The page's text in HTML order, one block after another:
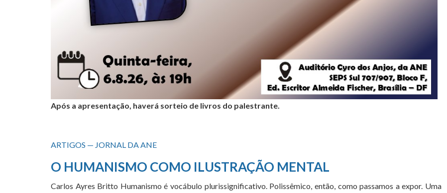
Após a apresentação, haverá sorteio de livros do palestrante.
ARTIGOS — JORNAL DA ANE
O HUMANISMO COMO ILUSTRAÇÃO MENTAL
Carlos Ayres Britto Humanismo é vocábulo plurissignificativo. Polissêmico, então, como passamos a expor. Uma